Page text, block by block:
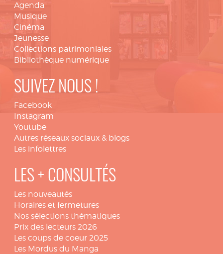
Agenda
Musique
Cinéma
Jeunesse
Collections patrimoniales
Bibliothèque numérique
SUIVEZ NOUS !
Facebook
Instagram
Youtube
Autres réseaux sociaux & blogs
Les infolettres
LES + CONSULTÉS
Les nouveautés
Horaires et fermetures
Nos sélections thématiques
Prix des lecteurs 2026
Les coups de coeur 2025
Les Mordus du Manga